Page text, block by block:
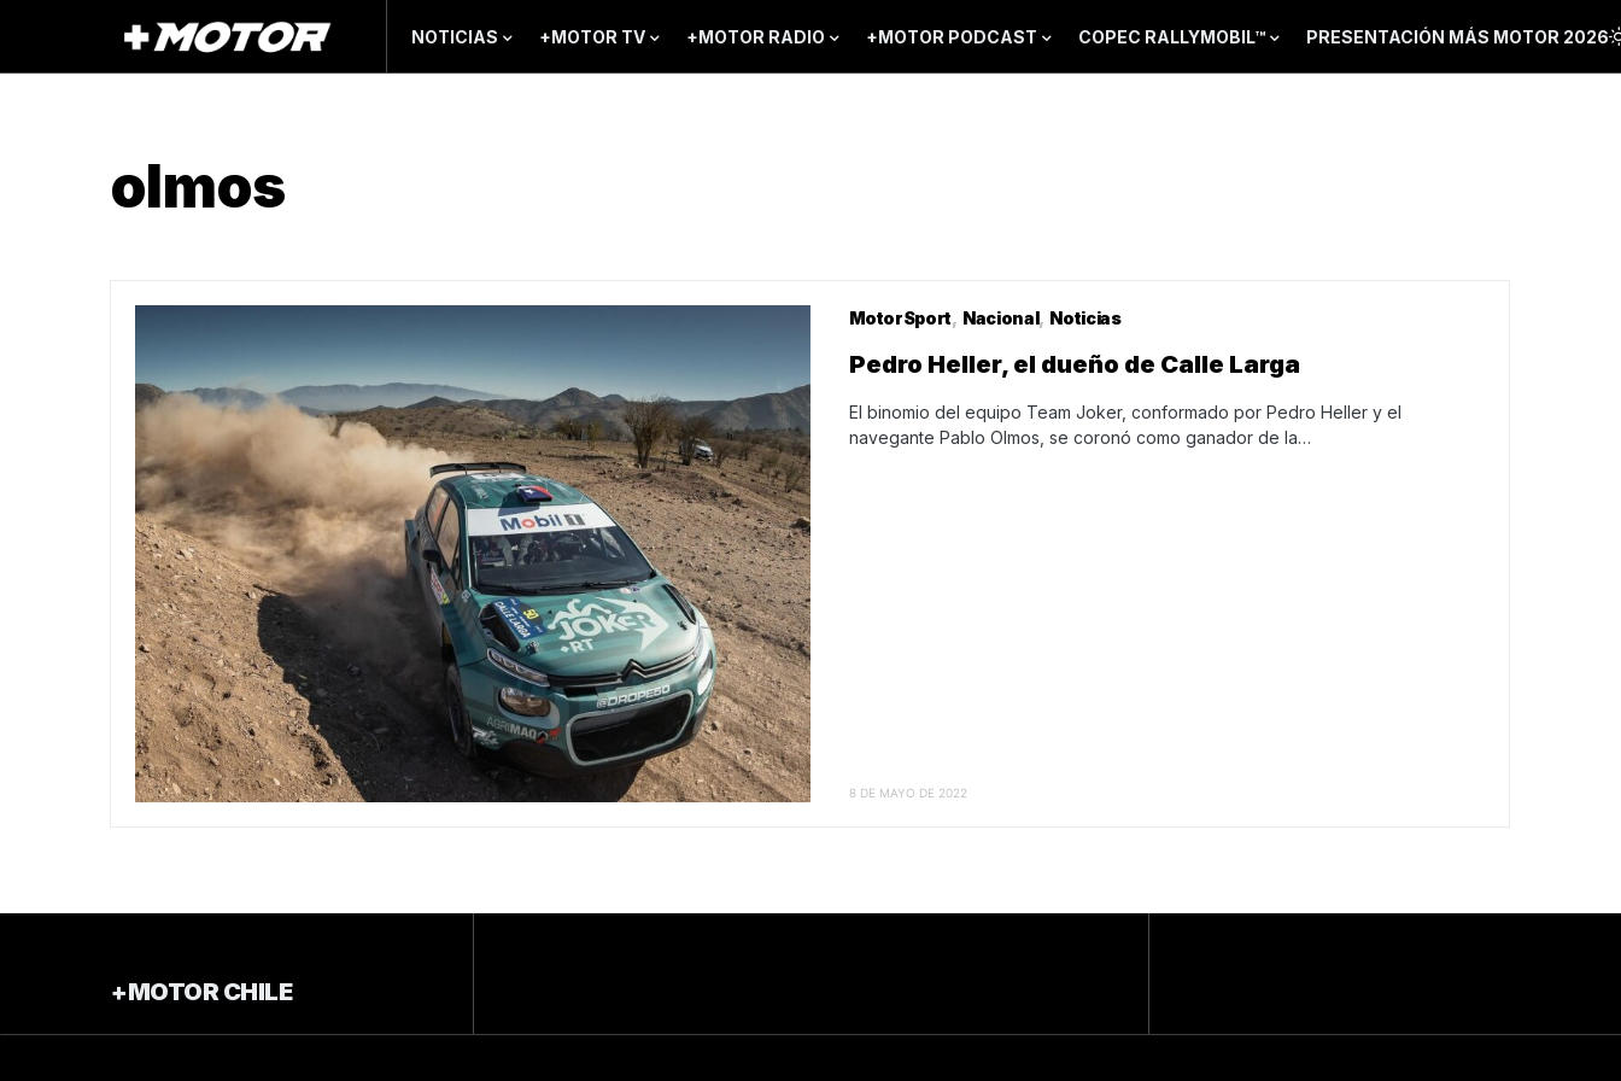
NOTICIAS +MOTOR TV +MOTOR RADIO +MOTOR PODCAST COPEC RALLYMOBIL™ PRESENTACIÓN MÁS MOTOR 2026
olmos
MotorSport Nacional Noticias
Pedro Heller, el dueño de Calle Larga
El binomio del equipo Team Joker, conformado por Pedro Heller y el
navegante Pablo Olmos, se coronó como ganador de la…
8 DE MAYO DE 2022
+MOTOR CHILE